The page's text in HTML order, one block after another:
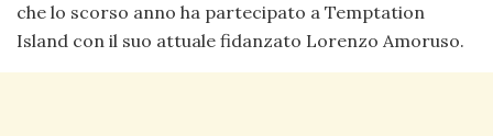
che lo scorso anno ha partecipato a Temptation
Island con il suo attuale fidanzato Lorenzo Amoruso.